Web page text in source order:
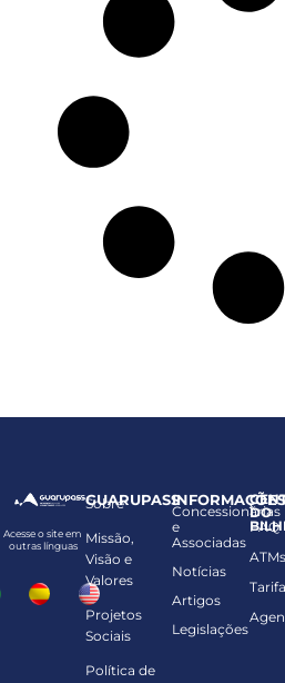
Acesse o site em
outras línguas
GUARUPASS
Sobre
Missão,
Visão e
Valores
Projetos
Sociais
Política de
INFORMAÇÕES
Concessionárias
e
Associadas
Notícias
Artigos
Legislações
DO
FAQ
ATMs
Tarifa